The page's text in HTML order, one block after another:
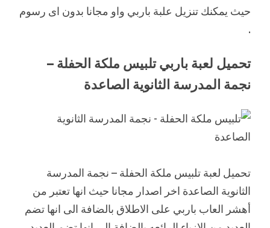
حيث يمكنك تنزيل علبة باربي واو مجانا بدون اى رسوم
.
تحميل لعبة باربي تلبيس ملكة الحفلة –
نجمة المدرسة الثانوية الصاعدة
تحميل لعبة تلبيس ملكة الحفلة – نجمة المدرسة
الثانوية الصاعدة اخر اصدار مجانا حيث انها تعتبر من
أهشر العاب باربي على الاطلاق بالضافة الى انها تضم